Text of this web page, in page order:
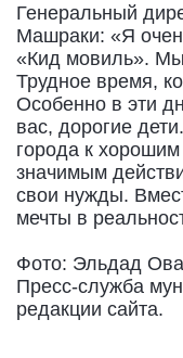
Генеральный
Машраки: «Я
«Кид мовиль».
Трудное время,
Особенно в эти
вас, дорогие
города к
значимым
свои нужды.
мечты в
Фото: Эльдад
Пресс-служба
редакции сайта.